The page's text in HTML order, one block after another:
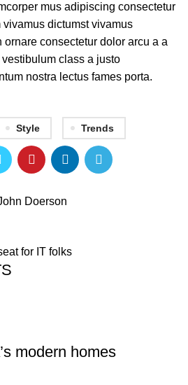
mus adipiscing consectetur
dictumst vivamus
consectetur dolor arcu a a
class a justo
nostra lectus fames porta.
Style Trends
Doerson
for IT folks
modern homes